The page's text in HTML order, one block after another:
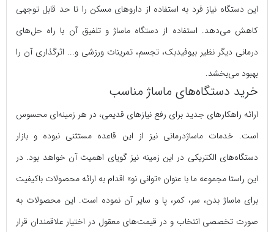
این دستگاه نیاز فرد به استفاده از داروهای مسکن را تا حد قابل توجهی
کاهش می‌دهد. استفاده از دستگاه ماساژ و تلفیق آن با راه حل‌های
درمانی دیگر نظیر بیوفیدبک، تجسم، تمرینات ورزشی و... اثرگذاری آن را
بهبود می‌بخشد.
خرید دستگاه‌های ماساژ مناسب
ارائه راهکارهای جدید برای رفع نیازهای قدیمی، در هر زمینه‌ای محسوس
است. خدمات ماساژدرمانی نیز از این قاعده مستثنی نبوده و بازار
دستگاه‌های الکتریکی در این زمینه نیز گویای اهمیت آن خواهد بود. در
این راستا مجموعه ما با عنوان «توانی نو» اقدام به ارائه محصولات باکیفیت
برای ماساژ بدن، سر، کمر، پا و سایر آن نموده است. این محصولات به
صورت تخصصی انتخاب و در قیمت‌های معقول در اختیار علاقمندان قرار